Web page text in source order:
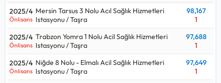
Bakanlığı Giresun Eğitim ve Araştırma Hastanesi / Taşra
kurumu en çok13kişi almış.
Sağlık Teknikeri - İlk ve Acil Yardım alımlarında 2024 yılındaki
kişilik kontenjan ile 2025 yılındaki
bakılırsa%16oranında bir artış gerçekleşmiş.
2025/4
Önlisans
Mersin Tarsus 3 Nolu Acıl Sağlık Hizmetleri
Istasyonu / Taşra
98,167
1
2025/4
Önlisans
Trabzon Yomra 1 Nolu Acil Sağlık Hizmetleri
Istasyonu / Taşra
97,688
1
2025/4
Önlisans
Niğde 8 Nolu - Elmalı Acil Sağlık Hizmetleri
Istasyonu / Taşra
97,649
1